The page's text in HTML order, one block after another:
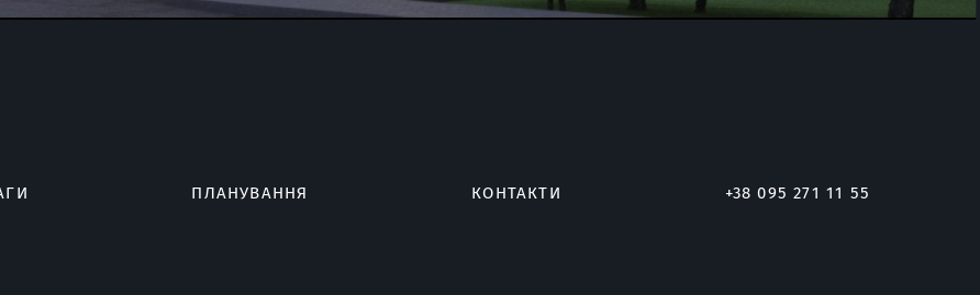
ПЛАНУВАННЯ КОНТАКТИ +38 095 271 11 55